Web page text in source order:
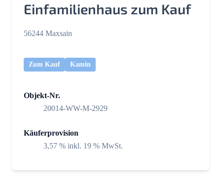
Einfamilienhaus zum Kauf
56244 Maxsain
Zum Kauf Kamin
Objekt-Nr.
20014-WW-M-2929
Käuferprovision
3,57 % inkl. 19 % MwSt.